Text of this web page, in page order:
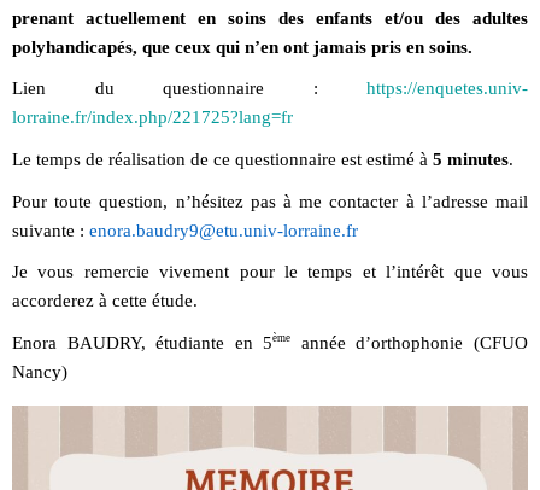
prenant actuellement en soins des enfants et/ou des adultes
polyhandicapés, que ceux qui n’en ont jamais pris en soins.
Lien du questionnaire : https://enquetes.univ-
lorraine.fr/index.php/221725?lang=fr
Le temps de réalisation de ce questionnaire est estimé à 5 minutes.
Pour toute question, n’hésitez pas à me contacter à l’adresse mail
suivante : enora.baudry9@etu.univ-lorraine.fr
Je vous remercie vivement pour le temps et l’intérêt que vous
accorderez à cette étude.
Enora BAUDRY, étudiante en 5ème
année d’orthophonie (CFUO
Nancy)